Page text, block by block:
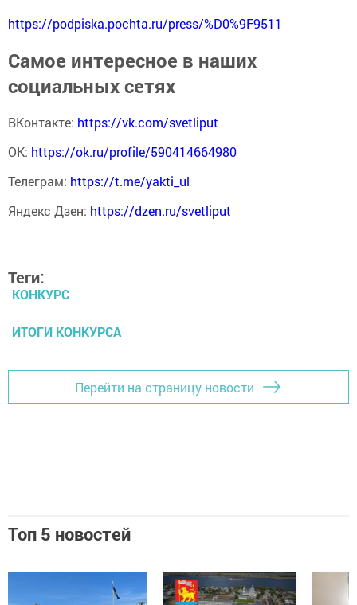
https://podpiska.pochta.ru/press/%D0%9F9511
Самое интересное в наших
социальных сетях
ВКонтакте: https://vk.com/svetliput
ОК: https://ok.ru/profile/590414664980
Телеграм: https://t.me/yakti_ul
Яндекс Дзен: https://dzen.ru/svetliput
Теги:
КОНКУРС
ИТОГИ КОНКУРСА
Перейти на страницу новости
Топ 5 новостей